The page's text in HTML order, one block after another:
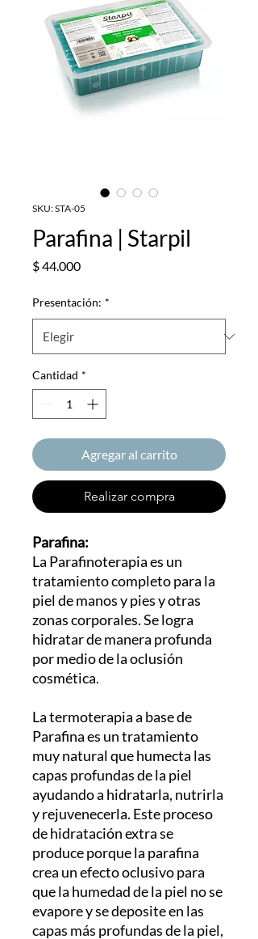
SKU: STA-05
Parafina | Starpil
$ 44.000Precio
Presentación: *
Cantidad *
Agregar al carrito
Realizar compra
Parafina:
La Parafinoterapia es un
tratamiento completo para la
piel de manos y pies y otras
zonas corporales. Se logra
hidratar de manera profunda
por medio de la oclusión
cosmética.
La termoterapia a base de
Parafina es un tratamiento
muy natural que humecta las
capas profundas de la piel
ayudando a hidratarla, nutrirla
y rejuvenecerla. Este proceso
de hidratación extra se
produce porque la parafina
crea un efecto oclusivo para
que la humedad de la piel no se
evapore y se deposite en las
capas más profundas de la piel,